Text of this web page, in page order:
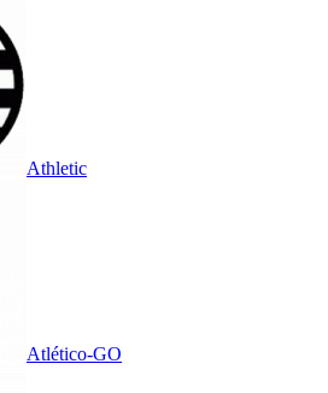
Athletic
Atlético-GO